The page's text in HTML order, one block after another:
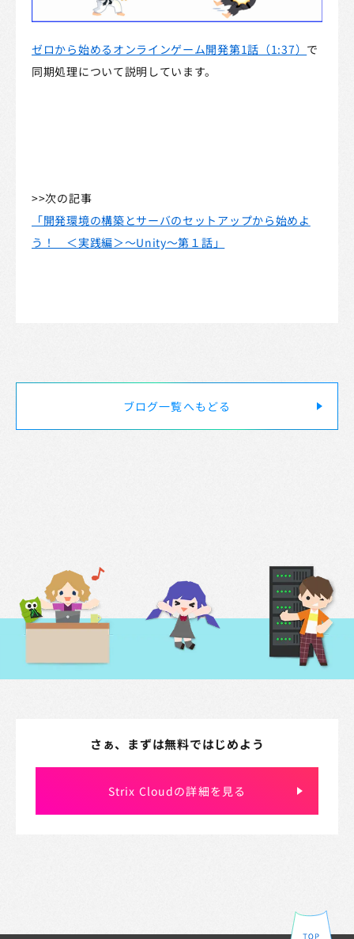
ゼロから始めるオンラインゲーム開発第1話（1:37） で
同期処理について説明しています。
>>次の記事
「開発環境の構築とサーバのセットアップから始めよ
う！ ＜実践編＞～Unity～第１話」
ブログ一覧へもどる
さぁ、まずは無料ではじめよう
Strix Cloudの詳細を見る